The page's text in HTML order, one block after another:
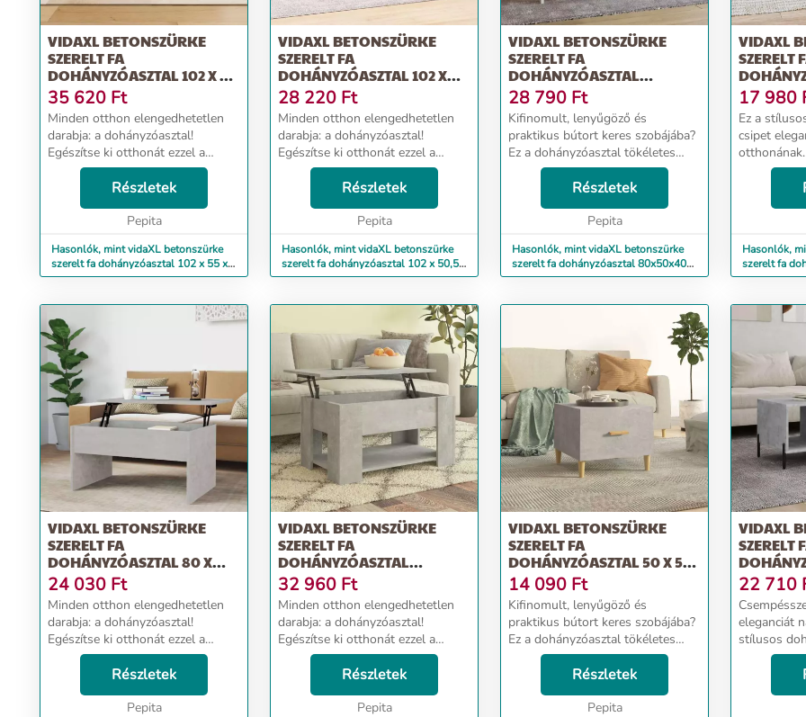
VIDAXL BETONSZÜRKE
SZERELT FA
DOHÁNYZÓASZTAL 102 X 55
X 42 CM
35 620 Ft
Minden otthon elengedhetetlen
darabja: a dohányzóasztal!
Egészítse ki otthonát ezzel a
dohányzóasztallal még ma!
Bőséges tárolóhely: A
dohányzóasztal polcának,
fiókjainak és rekeszeinek
Részletek
Pepita
Hasonlók, mint vidaXL betonszürke
szerelt fa dohányzóasztal 102 x 55 x
42 cm
VIDAXL BETONSZÜRKE
SZERELT FA
DOHÁNYZÓASZTAL 102 X
50,5 X 52,5 CM
28 220 Ft
Minden otthon elengedhetetlen
darabja: a dohányzóasztal!
Egészítse ki otthonát ezzel a
sokoldalú dohányzóasztallal még
ma! Felemelhető asztallapos
kialakítás: A kanapéasztal lapja
könnyedén kényelmes ...
Részletek
Pepita
Hasonlók, mint vidaXL betonszürke
szerelt fa dohányzóasztal 102 x 50,5 x
52,5 cm
VIDAXL BETONSZÜRKE
SZERELT FA
DOHÁNYZÓASZTAL
80X50X40 CM
28 790 Ft
Kifinomult, lenyűgöző és
praktikus bútort keres szobájába?
Ez a dohányzóasztal tökéletes
választás. Prémium minőségű
anyag: A szerelt fa kivételes
minőségű, sima felületű, szilárd,
stabil és ellenáll ...
Részletek
Pepita
Hasonlók, mint vidaXL betonszürke
szerelt fa dohányzóasztal 80x50x40
cm
VIDAXL
SZERELT
X 36 CM
17 980
Ez a
csipet
anyag: A
minőségű,
stabil és
Hasonlók,
szerelt fa
cm
VIDAXL BETONSZÜRKE
SZERELT FA
DOHÁNYZÓASZTAL 80 X
50,5 X 41,5 CM
24 030 Ft
Minden otthon elengedhetetlen
darabja: a dohányzóasztal!
Egészítse ki otthonát ezzel a
sokoldalú dohányzóasztallal még
ma! Felemelhető asztallapos
kialakítás: A kanapéasztal lapja
könnyedén kényelmes ...
Részletek
Pepita
VIDAXL BETONSZÜRKE
SZERELT FA
DOHÁNYZÓASZTAL
79X49X41 CM
32 960 Ft
Minden otthon elengedhetetlen
darabja: a dohányzóasztal!
Egészítse ki otthonát ezzel a
sokoldalú dohányzóasztallal még
ma! Kényelmes, felemelhető
asztallapos kialakítás: A kisasztal
lapja könnyedén ké...
Részletek
Pepita
VIDAXL BETONSZÜRKE
SZERELT FA
DOHÁNYZÓASZTAL 50 X 55
X 40 CM
14 090 Ft
Kifinomult, lenyűgöző és
praktikus bútort keres szobájába?
Ez a dohányzóasztal tökéletes
választás. Erős anyag: A szerelt fa
kivételes minőségű, sima felületű,
szilárd, stabil, és ellenáll a
Részletek
Pepita
VIDAXL
SZERELT
X 40 CM
22 710
eleganciát
stílusos
anyag: A
minőségű,
stabil, és